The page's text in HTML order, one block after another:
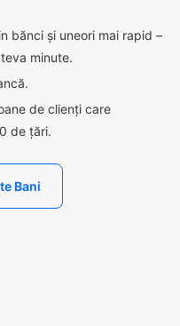
bănci și uneori mai rapid –
minute.
de clienți care
de țări.
Bani